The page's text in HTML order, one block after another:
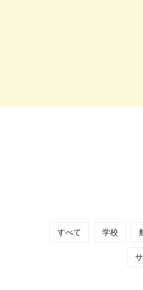
すべて 学校